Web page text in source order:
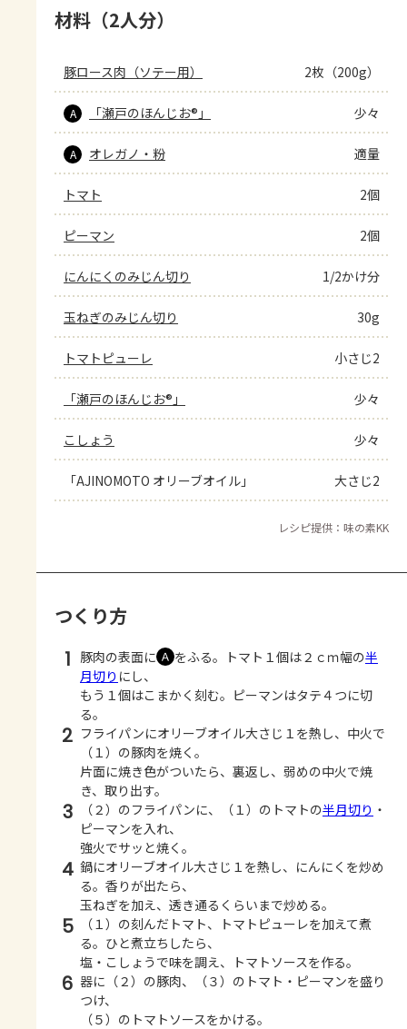
材料（2人分）
豚ロース肉（ソテー用） 2枚（200g）
A 「瀬戸のほんじお®」 少々
A オレガノ・粉 適量
トマト 2個
ピーマン 2個
にんにくのみじん切り 1/2かけ分
玉ねぎのみじん切り 30g
トマトピューレ 小さじ2
「瀬戸のほんじお®」 少々
こしょう 少々
「AJINOMOTO オリーブオイル」 大さじ2
レシピ提供：味の素KK
つくり方
1 豚肉の表面に Ａ をふる。トマト１個は２ｃｍ幅の半
月切り にし、
もう１個はこまかく刻む。ピーマンはタテ４つに切
る。
2 フライパンにオリーブオイル大さじ１を熱し、中火で
（１）の豚肉を焼く。
片面に焼き色がついたら、裏返し、弱めの中火で焼
き、取り出す。
3 （２）のフライパンに、（１）のトマトの半月切り ・
ピーマンを入れ、
強火でサッと焼く。
4 鍋にオリーブオイル大さじ１を熱し、にんにくを炒め
る。香りが出たら、
玉ねぎを加え、透き通るくらいまで炒める。
5
（１）の刻んだトマト、トマトピューレを加えて煮
る。ひと煮立ちしたら、
塩・こしょうで味を調え、トマトソースを作る。
6 器に（２）の豚肉、（３）のトマト・ピーマンを盛り
つけ、
（５）のトマトソースをかける。